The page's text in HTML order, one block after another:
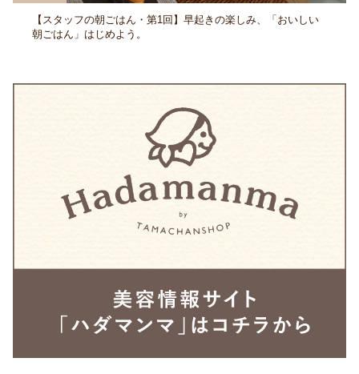
【スタッフの朝ごはん・第1回】早起きの楽しみ、「おいしい
朝ごはん」はじめよう。